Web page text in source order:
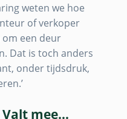
weten we hoe
of verkoper
een deur
Dat is toch anders
onder tijdsdruk,
mee…